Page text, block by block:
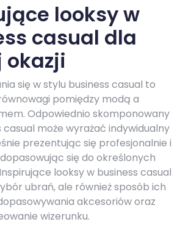
looksy w
casual dla
okazji
się w stylu business casual to
pomiędzy modą a
Odpowiednio skomponowany
casual może wyrażać indywidualny
prezentując się profesjonalnie i
się do określonych
looksy w business casual
ubrań, ale również sposób ich
akcesoriów oraz
wizerunku.